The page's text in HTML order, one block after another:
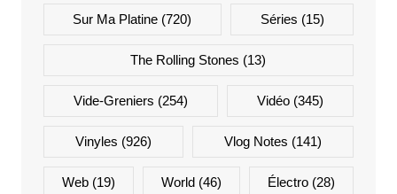
Sur Ma Platine (720) Séries (15)
The Rolling Stones (13)
Vide-Greniers (254) Vidéo (345)
Vinyles (926) Vlog Notes (141)
Web(19) World (46) Électro (28)